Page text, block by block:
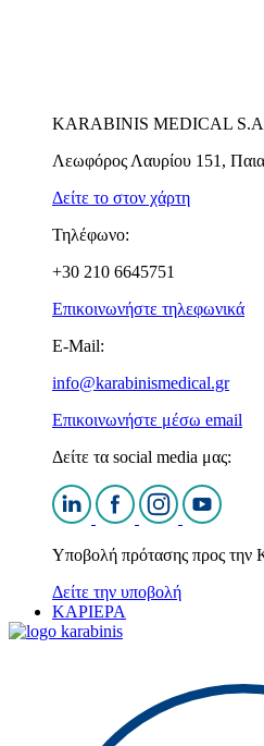
KARABINIS MEDICAL S.A
Λεωφόρος Λαυρίου 151,
Δείτε το στον χάρτη
Τηλέφωνο:
+30 210 6645751
Επικοινωνήστε τηλεφωνικά
E-Mail:
info@karabinismedical.gr
Επικοινωνήστε μέσω email
Δείτε τα social media μας:
Υποβολή πρότασης προς την
Δείτε την υποβολή
ΚΑΡΙΕΡΑ